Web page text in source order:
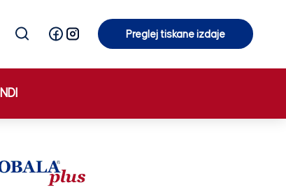
Preglej tiskane izdaje